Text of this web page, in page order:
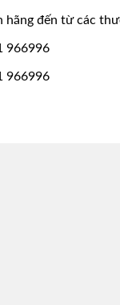
hãng đến từ các
966996
966996